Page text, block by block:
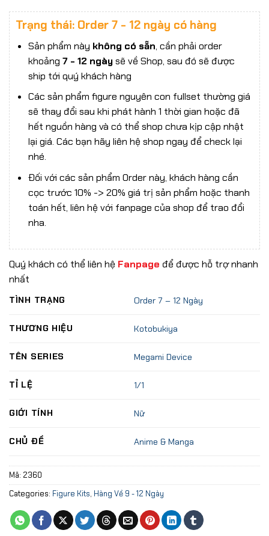
Trạng thái: Order 7 - 12 ngày có hàng
Sản phẩm này không có sẵn, cần phải order
khoảng 7 - 12 ngàysẽ về Shop, sau đó sẽ được
ship tới quý khách hàng
Các sản phẩm figure nguyên con fullset thường giá
sẽ thay đổi sau khi phát hành 1 thời gian hoặc đã
hết nguồn hàng và có thể shop chưa kịp cập nhật
lại giá. Các bạn hãy liên hệ shop ngay để check lại
nhé.
Đối với các sản phẩm Order này, khách hàng cần
cọc trước 10% -> 20% giá trị sản phẩm hoặc thanh
toán hết, liên hệ với fanpage của shop để trao đổi
nha.
Quý khách có thể liên hệ Fanpage để được hỗ trợ nhanh
nhất
TÌNH TRẠNG Order 7 – 12 Ngày
THƯƠNG HIỆU Kotobukiya
TÊN SERIES Megami Device
TỈ LỆ 1/1
GIỚI TÍNH Nữ
CHỦ ĐỀ Anime & Manga
Mã: 2360
Categories: Figure Kits, Hàng Về 9 - 12 Ngày